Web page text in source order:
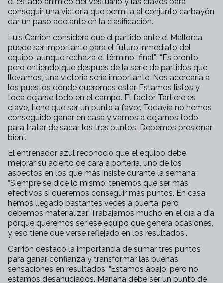
conseguir una victoria que permita al conjunto carbayón
dar un paso adelante en la clasificación.
Luis Carrión considera que el partido ante el Mallorca
puede ser importante para el futuro inmediato del
equipo, aunque rechaza el término “final”: “Es pronto,
pero entiendo que después de la serie de partidos que
llevamos, una victoria sería importante. Nos acercaría a
los puestos donde queremos estar. Estamos listos y
toca dejarse todo en el campo. El factor Tartiere es
clave, tiene que ser un punto a favor. Todavía no hemos
conseguido ganar en casa y vamos a dejarnos todo
para tratar de sacar los tres puntos. Debemos presionar
bien”.
El entrenador azul reconoció que el equipo debe
mejorar su acierto de cara a portería, uno de los
aspectos en los que más insiste durante la semana:
“Siempre se dice lo mismo: tenemos que ser más
efectivos si queremos conseguir más puntos. En casa
hemos llegado bastantes veces a puerta, pero
debemos materializar. Trabajamos mucho en el día a día
porque queremos ser ese equipo que genera ocasiones,
y eso tiene que verse reflejado en los resultados”.
Carrión destacó la importancia de sumar tres puntos
para ganar confianza y transformar las buenas
sensaciones en resultados: “Estamos abajo, pero no
estamos desahuciados. Mañana debe ser un punto de